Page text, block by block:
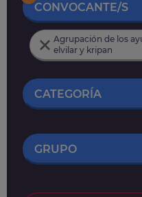
CONVOCANTE/S
Agrupación de los
elvilar y kripan
CATEGORÍA
GRUPO